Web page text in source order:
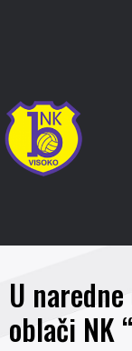
U
oblači NK